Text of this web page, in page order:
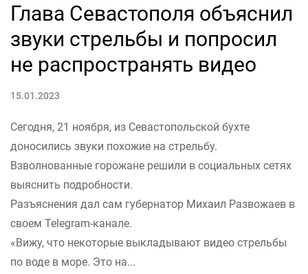
Глава Севастополя объяснил
звуки стрельбы и попросил
не распространять видео
15.01.2023
Сегодня, 21 ноября, из Севастопольской бухте
доносились звуки похожие на стрельбу.
Взволнованные горожане решили в социальных сетях
выяснить подробности.
Разъяснения дал сам губернатор Михаил Развожаев в
своем Telegram-канале.
«Вижу, что некоторые выкладывают видео стрельбы
по воде в море. Это на...